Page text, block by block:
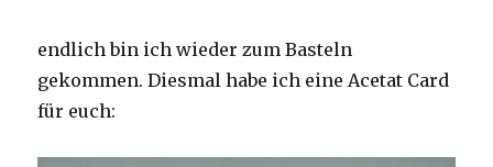
endlich bin ich wieder zum Basteln
gekommen. Diesmal habe ich eine Acetat Card
für euch: